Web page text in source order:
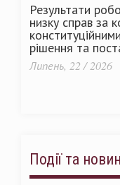
Результати
низку справ за
рішення та
Липень, 22 / 2026
Події та